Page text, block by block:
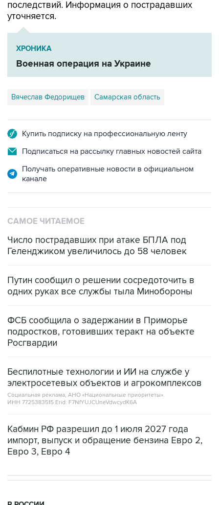
последствий. Информация о пострадавших
уточняется.
ХРОНИКА
Военная операция на Украине
Вячеслав Федорищев Самарская область
Купить подписку на профессиональную ленту
Подписаться на рассылку главных новостей сайта
Получать оперативные новости в официальном
канале
САМОЕ ЧИТАЕМОЕ
Число пострадавших при атаке БПЛА под
Геленджиком увеличилось до 58 человек
Путин сообщил о решении сосредоточить в
одних руках все службы тыла Минобороны
ФСБ сообщила о задержании в Приморье
подростков, готовивших теракт на объекте
Росгвардии
Беспилотные технологии и ИИ на службе у
электросетевых объектов и агрокомплексов
Социальная реклама, АНО «Национальные приоритеты».
ИНН 7725383515 Erid: F7NfYUJCUneVdwcydK6A
Кабмин РФ разрешил до 1 июля 2027 года
импорт, выпуск и обращение бензина Евро 2,
Евро 3, Евро 4